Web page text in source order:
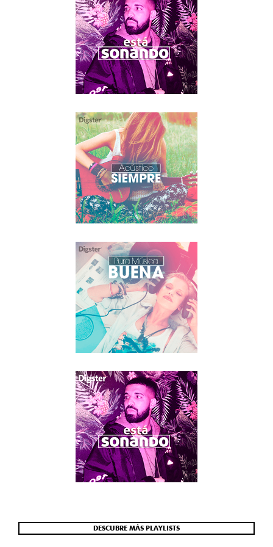
CROSSOVER
DÉCADAS
ELECTRÓNICA
POP
ROCK
SALSA
URBANO
DESCUBRE MÁS PLAYLISTS